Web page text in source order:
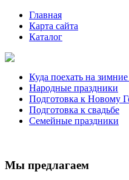
Главная
Карта сайта
Каталог
Куда поехать на
Народные праздники
Подготовка к Новому
Подготовка к свадьбе
Семейные праздники
Мы предлагаем